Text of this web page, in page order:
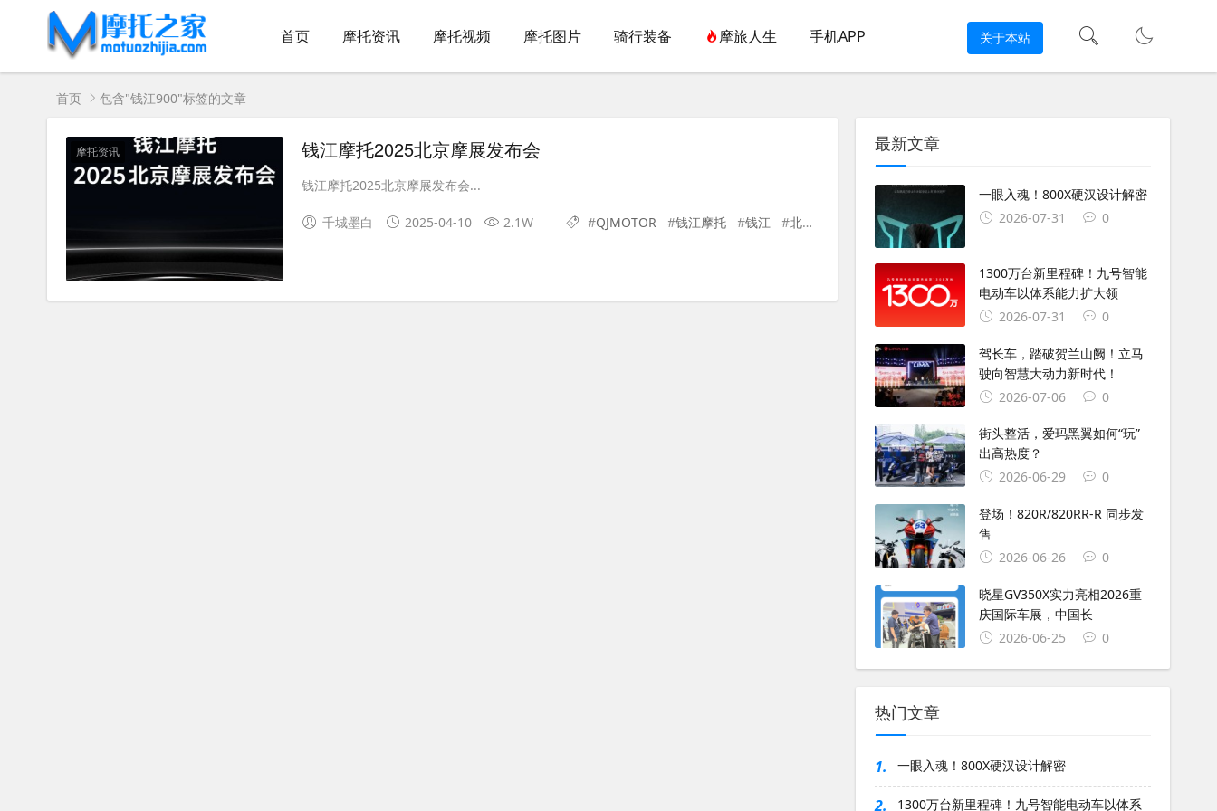
首页 摩托资讯 摩托视频 摩托图片 骑行装备 摩旅人生 手机APP 关于本站
首页 包含"钱江900"标签的文章
摩托资讯 钱江摩托2025北京摩展发布会
钱江摩托2025北京摩展发布会...
千城墨白 2025-04-10 2.1W #QJMOTOR #钱江摩托 #钱江 #北京摩展 摩托车展览会 #钱江900 #迅350 # 阳光50
最新文章
一眼入魂！800X硬汉设计解密
2026-07-31
0
1300万台新里程碑！九号智能
电动车以体系能力扩大领
2026-07-31
0
驾长车，踏破贺兰山阙！立马
驶向智慧大动力新时代！
2026-07-06
0
街头整活，爱玛黑翼如何“玩”
出高热度？
2026-06-29
0
登场！820R/820RR-R 同步发
售
2026-06-26
0
晓星GV350X实力亮相2026重
庆国际车展，中国长
2026-06-25
0
热门文章
1. 一眼入魂！800X硬汉设计解密
2. 1300万台新里程碑！九号智能电动车以体系